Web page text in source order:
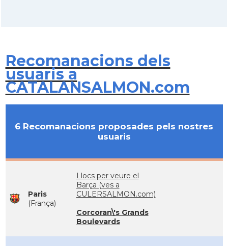
Recomanacions dels
usuaris a
CATALANSALMON.com
6 Recomanacions proposades pels nostres
usuaris
Paris
(França)
Llocs per veure el
Barça (ves a
CULERSALMON.com)
Corcoran\'s Grands
Boulevards